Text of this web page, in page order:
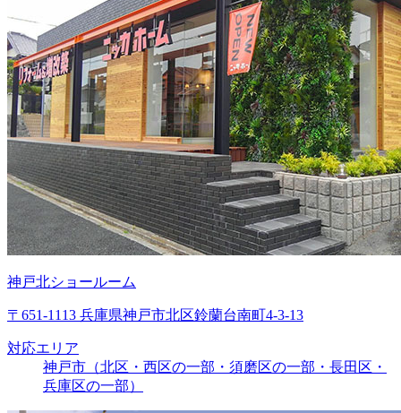
神戸北ショールーム
〒651-1113 兵庫県神戸市北区鈴蘭台南町4-3-13
対応エリア
神戸市（北区・西区の一部・須磨区の一部・長田区・
兵庫区の一部）